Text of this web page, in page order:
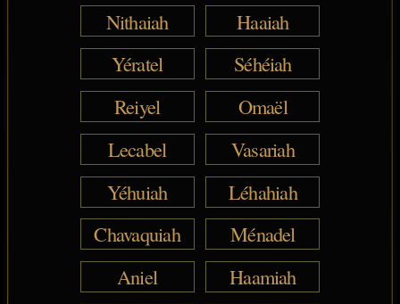
Nithaiah
Haaiah
Yératel
Séhéiah
Reiyel
Omaël
Lecabel
Vasariah
Yéhuiah
Léhahiah
Chavaquiah
Ménadel
Aniel
Haamiah